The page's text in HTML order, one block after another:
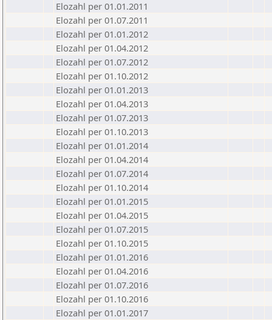
Elozahl per 01.01.2011
Elozahl per 01.07.2011
Elozahl per 01.01.2012
Elozahl per 01.04.2012
Elozahl per 01.07.2012
Elozahl per 01.10.2012
Elozahl per 01.01.2013
Elozahl per 01.04.2013
Elozahl per 01.07.2013
Elozahl per 01.10.2013
Elozahl per 01.01.2014
Elozahl per 01.04.2014
Elozahl per 01.07.2014
Elozahl per 01.10.2014
Elozahl per 01.01.2015
Elozahl per 01.04.2015
Elozahl per 01.07.2015
Elozahl per 01.10.2015
Elozahl per 01.01.2016
Elozahl per 01.04.2016
Elozahl per 01.07.2016
Elozahl per 01.10.2016
Elozahl per 01.01.2017